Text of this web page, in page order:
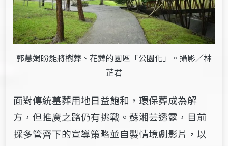
郭慧娟盼能將樹葬、花葬的園區「公園化」。攝影／林
芷君
面對傳統墓葬用地日益飽和，環保葬成為解
方，但推廣之路仍有挑戰。蘇湘芸透露，目前
採多管齊下的宣導策略並自製情境劇影片，以